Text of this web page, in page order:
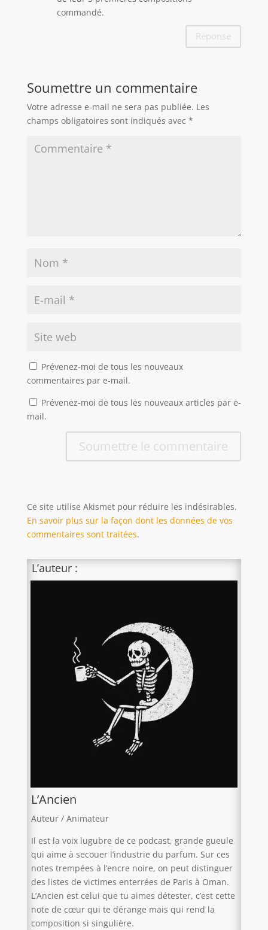
commandé.
Réponse
Soumettre un commentaire
Votre adresse e-mail ne sera pas publiée. Les
champs obligatoires sont indiqués avec *
Prévenez-moi de tous les nouveaux
commentaires par e-mail.
Prévenez-moi de tous les nouveaux articles par e-
mail.
Soumettre le commentaire
Ce site utilise Akismet pour réduire les indésirables.
En savoir plus sur la façon dont les données de vos
commentaires sont traitées.
L’auteur :
L’Ancien
Auteur / Animateur
Il est la voix lugubre de ce podcast, grande gueule
qui aime à secouer l’industrie du parfum. Sur ces
notes trempées à l’encre noire, on peut distinguer
des listes de victimes enterrées de Paris à Oman.
L’Ancien est celui que tu aimes détester, c’est cette
note de cœur qui te dérange mais qui rend la
composition si singulière.